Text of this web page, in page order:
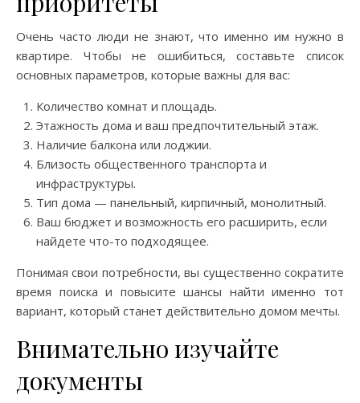
Очень часто люди не знают, что именно им нужно в
квартире. Чтобы не ошибиться, составьте список
основных параметров, которые важны для вас:
Количество комнат и площадь.
Этажность дома и ваш предпочтительный этаж.
Наличие балкона или лоджии.
Близость общественного транспорта и
инфраструктуры.
Тип дома — панельный, кирпичный, монолитный.
Ваш бюджет и возможность его расширить, если
найдете что-то подходящее.
Понимая свои потребности, вы существенно сократите
время поиска и повысите шансы найти именно тот
вариант, который станет действительно домом мечты.
Внимательно изучайте
документы